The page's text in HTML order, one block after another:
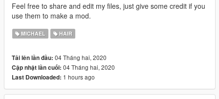
Feel free to share and edit my files, just give some credit if you
use them to make a mod.
MICHAEL HAIR
Tải lên lần đầu: 04 Tháng hai, 2020
Cập nhật lần cuối: 04 Tháng hai, 2020
Last Downloaded: 1 hours ago